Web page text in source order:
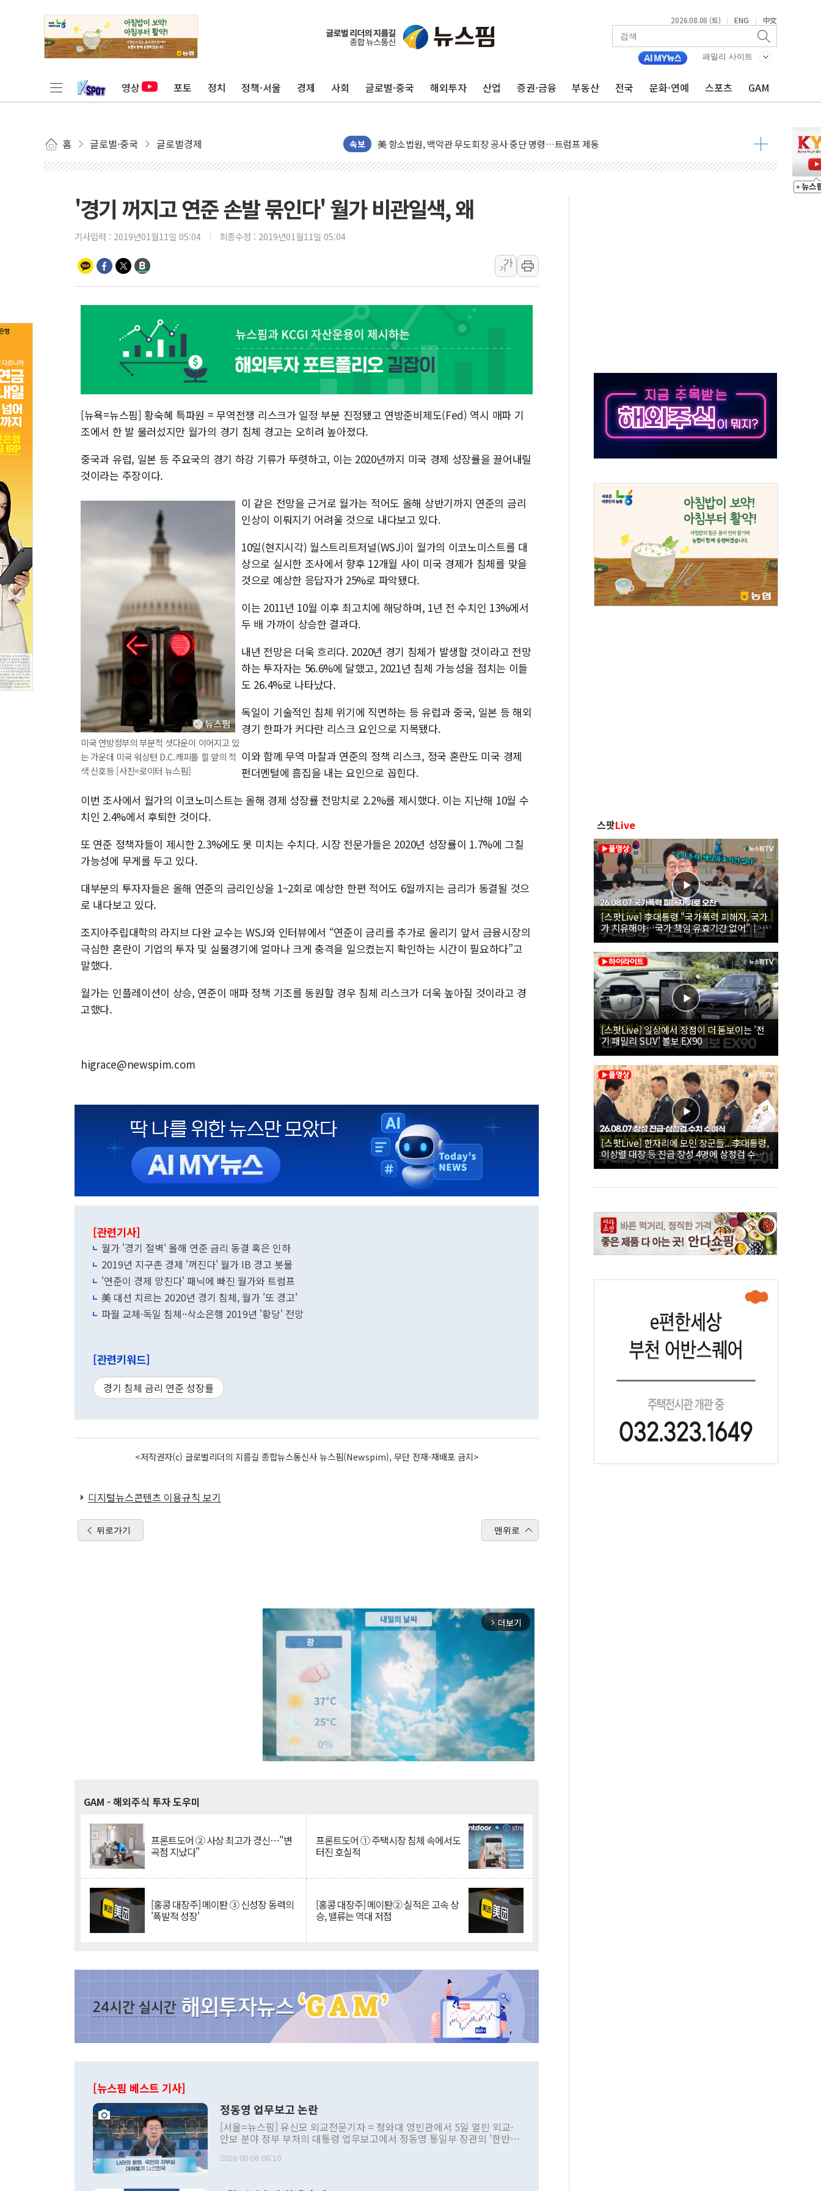
2026.08.08 (토) | ENG | 中文
패밀리 사이트
영상 포토 정치 정책·서울 경제 사회 글로벌·중국 해외투자 산업 증권·금융 부동산 전국 문화·연예 스포츠 GAM
홈 글로벌·중국 글로벌경제 속보
[종합] 이슬람 수니파 3국, '공동방위협정' 체결… 이스라엘·이란 위협에 맞설 자체 억지력 강화
美 항소법원, 백악관 무도회장 공사 중단 명령…트럼프 제동
이란 핵심 원유 수출항 '하르그섬', 최근 1주일 이상 '올스톱'… 美 해상봉쇄 영향
[AI MY 뉴스] 뉴욕 반도체주 프리뷰...美 고용 쇼크에 반도체주 '활짝'
뉴욕증시 프리뷰, 美 고용 쇼크에 금리 인상 우려 후퇴…나스닥 선물 1%대 상승
[사진] 이슬람 수니파 3개국, 공동방위협정 체결
뉴욕증시 개장 전 특징주...아틀라시안·클라우드플레어·태양광주↑ VS 트레이드데스크·웬디스↓
보훈부, 미 DPAA와 MOU… "6·25 미군 실종자 7359명 끝까지 찾겠다"
트럼프 "금리 내려야"…파월 때와 달리 워시엔 톤 낮춰
특정 정치인 측근 포항시 정책특보 내정설...포항시 '시끌'
李 "해남 태양광, 대한민국 다음 100년 밑거름…수도권 집중 완화 전환점"
李 대통령, '6시간 마라톤 부동산 2차 회의' 주재… "전폭적 공급 확대·속도전 총력"
트럼프, 中 겨냥 폴리실리콘 관세 15% 부과…美 태양광주 급등
이란와이어 "이란 최고지도자 위독…곧 사망해도 놀랍지 않아"
남동발전, 해남군에 국내 최대 규모 400MW 태양광 착공…여의도 1.6배 규모
[인도증시] 중동 불안 속 유가 상승에 소폭 하락...금융주 낙폭 커
'경기 꺼지고 연준 손발 묶인다' 월가 비관일색, 왜
기사입력 : 2019년01월11일 05:04 최종수정 : 2019년01월11일 05:04
가
가
[뉴욕=뉴스핌] 황숙혜 특파원 = 무역전쟁 리스크가 일정 부분 진정됐고 연방준비제도(Fed) 역시 매파 기
조에서 한 발 물러섰지만 월가의 경기 침체 경고는 오히려 높아졌다.
중국과 유럽, 일본 등 주요국의 경기 하강 기류가 뚜렷하고, 이는 2020년까지 미국 경제 성장률을 끌어내릴
것이라는 주장이다.
미국 연방정부의 부분적 셧다운이 이어지고 있
는 가운데 미국 워싱턴 D.C.캐피톨 힐 앞의 적
색 신호등 [사진=로이터 뉴스핌]
이 같은 전망을 근거로 월가는 적어도 올해 상반기까지 연준의 금리
인상이 이뤄지기 어려울 것으로 내다보고 있다.
10일(현지시각) 월스트리트저널(WSJ)이 월가의 이코노미스트를 대
상으로 실시한 조사에서 향후 12개월 사이 미국 경제가 침체를 맞을
것으로 예상한 응답자가 25%로 파악됐다.
이는 2011년 10월 이후 최고치에 해당하며, 1년 전 수치인 13%에서
두 배 가까이 상승한 결과다.
내년 전망은 더욱 흐리다. 2020년 경기 침체가 발생할 것이라고 전망
하는 투자자는 56.6%에 달했고, 2021년 침체 가능성을 점치는 이들
도 26.4%로 나타났다.
독일이 기술적인 침체 위기에 직면하는 등 유럽과 중국, 일본 등 해외
경기 한파가 커다란 리스크 요인으로 지목됐다.
이와 함께 무역 마찰과 연준의 정책 리스크, 정국 혼란도 미국 경제
펀더멘털에 흠집을 내는 요인으로 꼽힌다.
이번 조사에서 월가의 이코노미스트는 올해 경제 성장률 전망치로 2.2%를 제시했다. 이는 지난해 10월 수
치인 2.4%에서 후퇴한 것이다.
또 연준 정책자들이 제시한 2.3%에도 못 미치는 수치다. 시장 전문가들은 2020년 성장률이 1.7%에 그칠
가능성에 무게를 두고 있다.
대부분의 투자자들은 올해 연준의 금리인상을 1~2회로 예상한 한편 적어도 6월까지는 금리가 동결될 것으
로 내다보고 있다.
조지아주립대학의 라지브 다완 교수는 WSJ와 인터뷰에서 “연준이 금리를 추가로 올리기 앞서 금융시장의
극심한 혼란이 기업의 투자 및 실물경기에 얼마나 크게 충격을 일으켰는지 확인하는 시간이 필요하다”고
말했다.
월가는 인플레이션이 상승, 연준이 매파 정책 기조를 동원할 경우 침체 리스크가 더욱 높아질 것이라고 경
고했다.
higrace@newspim.com
[관련기사]
월가 '경기 절벽' 올해 연준 금리 동결 혹은 인하
2019년 지구촌 경제 '꺼진다' 월가 IB 경고 봇물
'연준이 경제 망친다' 패닉에 빠진 월가와 트럼프
美 대선 치르는 2020년 경기 침체, 월가 '또 경고'
파월 교체·독일 침체··삭소은행 2019년 '황당' 전망
[관련키워드]
경기 침체 금리 연준 성장률
<저작권자(c) 글로벌리더의 지름길 종합뉴스통신사 뉴스핌(Newspim), 무단 전재-재배포 금지>
디지털뉴스콘텐츠 이용규칙 보기
뒤로가기 맨위로
arrow_forward_ios 더보기
GAM - 해외주식 투자 도우미
프론트도어 ② 사상 최고가 경신…"변
곡점 지났다"
프론트도어 ① 주택시장 침체 속에서도
터진 호실적
[홍콩 대장주] 메이퇀 ③ 신성장 동력의
'폭발적 성장'
[홍콩 대장주] 메이퇀② 실적은 고속 상
승, 밸류는 역대 저점
[뉴스핌 베스트 기사]
정동영 업무보고 논란
[서울=뉴스핌] 유신모 외교전문기자 = 청와대 영빈관에서 5일 열린 외교·
안보 분야 정부 부처의 대통령 업무보고에서 정동영 통일부 장관의 '한반도
발언 중에는 정부 내 조율을 거치지 않은 사안을 정책으로 추진하겠다고 공
2026-08-06 06:10
스팟Live
[스팟Live] 李대통령 "국가폭력 피해자, 국가
가 치유해야…국가 책임 유효기간 없어"｜
26.08.07 국가폭력 피해자 위로 오찬
[스팟Live] 일상에서 장점이 더 돋보이는 '전
기 패밀리 SUV' 볼보 EX90
[스팟Live] 한자리에 모인 장군들...李대통령,
이상렬 대장 등 진급 장성 4명에 삼정검 수치
직접 수여｜26.08.07 장성 진급·삼정검 수치